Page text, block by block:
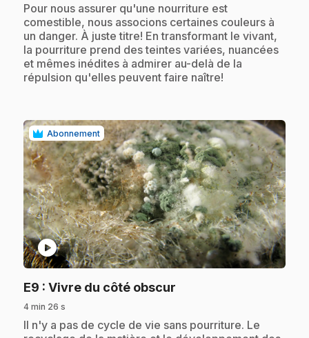
.Pour nous assurer qu'une nourriture est
comestible, nous associons certaines couleurs à
un danger. À juste titre! En transformant le vivant,
la pourriture prend des teintes variées, nuancées
et mêmes inédites à admirer au-delà de la
répulsion qu'elles peuvent faire naître!
Abonnement
play_circle
E9 : Vivre du côté obscur
4 min 26 s
.Il n'y a pas de cycle de vie sans pourriture. Le